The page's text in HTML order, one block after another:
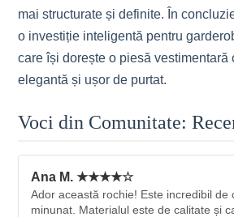
mai structurate și definite. În
o investiție inteligentă pentru
care își dorește o piesă vestimentară
elegantă și ușor de purtat.
Voci din Comunitate:
Ana M. ★★★★☆
Ador această rochie! Este incredibil de
minunat. Materialul este de calitate și